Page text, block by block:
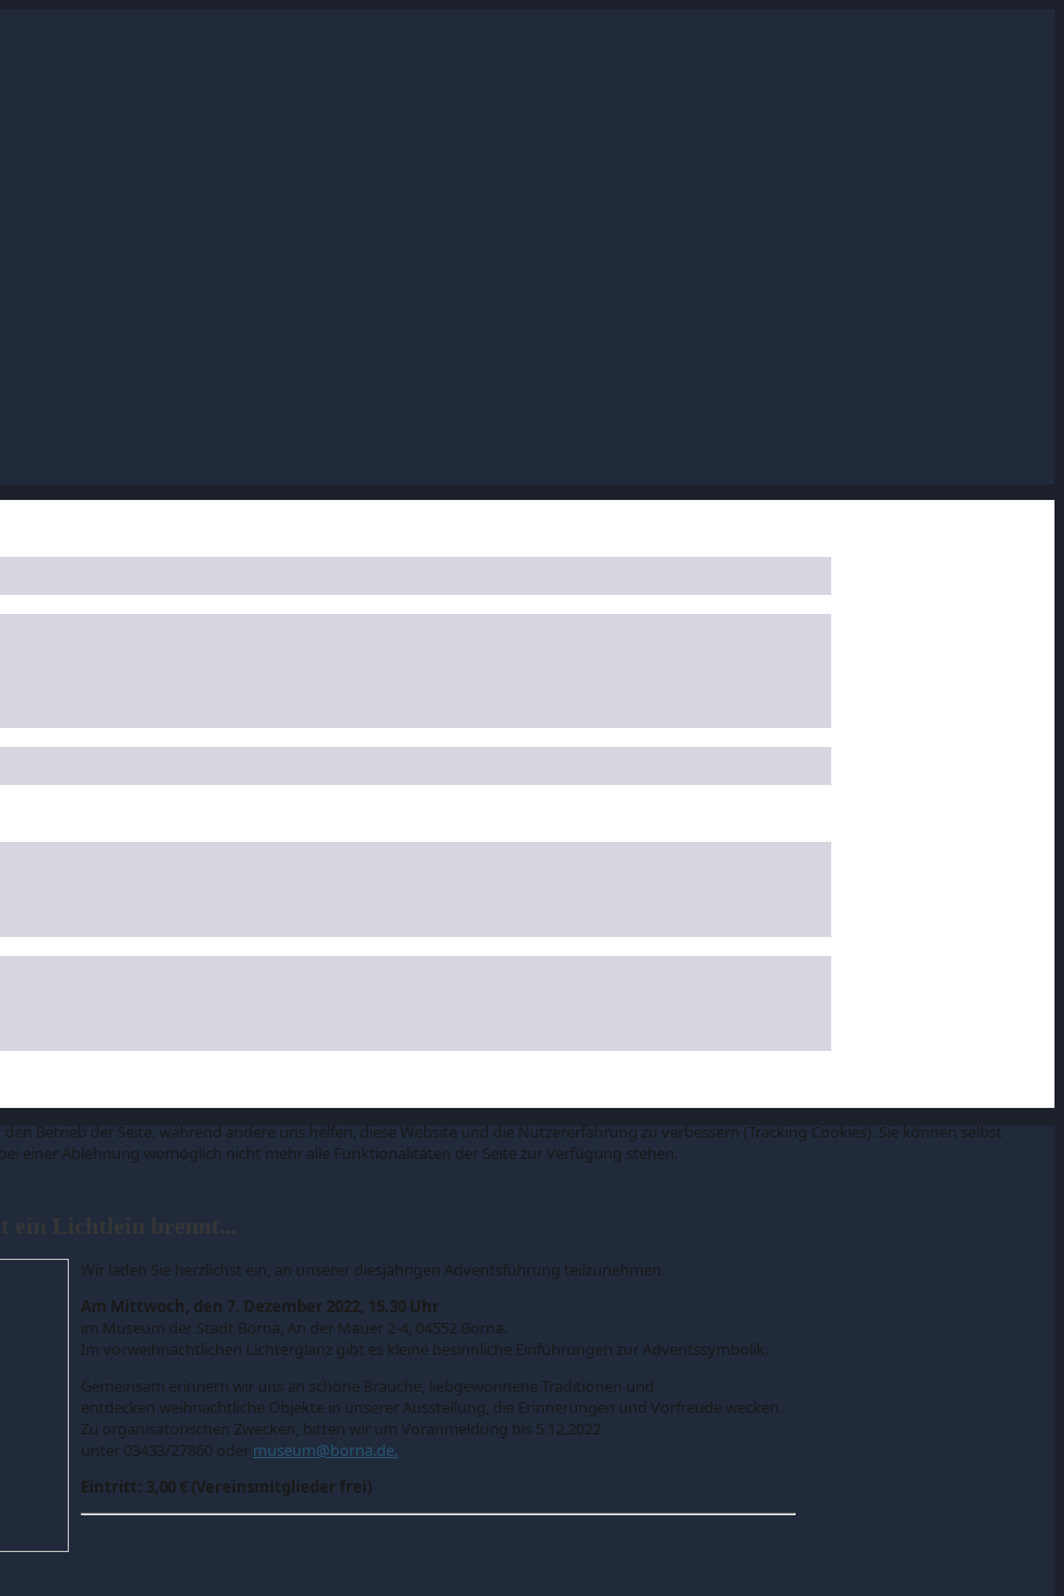
Wir laden Sie herzlichst ein, an unserer diesjährigen Adventsführung teilzunehmen.
Am Mittwoch, den 7. Dezember 2022, 15.30 Uhr
im Museum der Stadt Borna, An der Mauer 2-4, 04552 Borna.
Im vorweihnachtlichen Lichterglanz gibt es kleine besinnliche Einführungen zur Adventssymbolik.
Gemeinsam erinnern wir uns an schöne Bräuche, liebgewonnene Traditionen und
entdecken weihnachtliche Objekte in unserer Ausstellung, die Erinnerungen und Vorfreude wecken.
Zu organisatorischen Zwecken, bitten wir um Voranmeldung bis 5.12.2022
unter 03433/27860 oder museum@borna.de.
Eintritt: 3,00 € (Vereinsmitglieder frei)
Betrieb der Seite, während andere uns helfen, diese Website und die Nutzererfahrung zu verbessern (Tracking Cookies). Sie können selbst
einer Ablehnung womöglich nicht mehr alle Funktionalitäten der Seite zur Verfügung stehen.